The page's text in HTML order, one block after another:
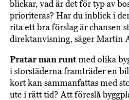
blickar, vad är det för typ av
prioriteras? Har du inblick i
rita ett bra förslag är chansen
direktanvisning, säger Martin
Pratar man runtmed olika
i storstäderna framträder en
kort kan sammanfattas med
ute i rätt tid? Att föreslå